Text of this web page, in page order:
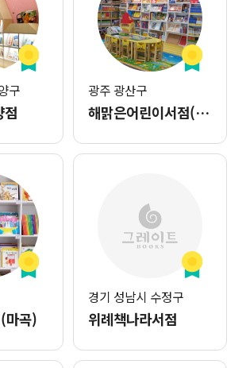
구
점
광주 광산구
해맑은어린이서점(광산점)
마곡)
경기 성남시 수정구
위례책나라서점